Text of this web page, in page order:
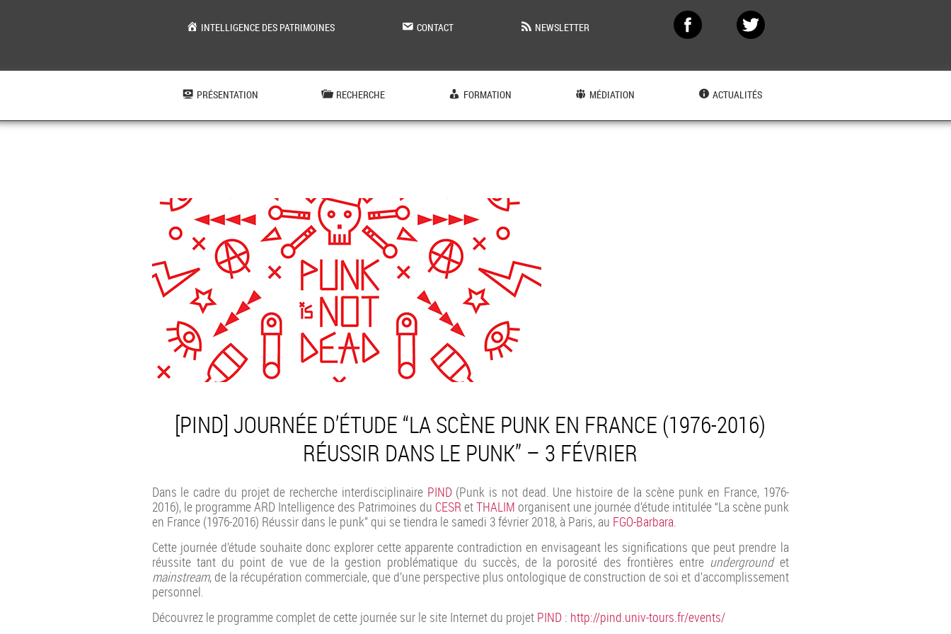
INTELLIGENCE DES PATRIMOINES CONTACT NEWSLETTER
PRÉSENTATION RECHERCHE FORMATION MÉDIATION ACTUALITÉS
[PIND] JOURNÉE D’ÉTUDE “LA SCÈNE PUNK EN FRANCE (1976-2016)
RÉUSSIR DANS LE PUNK” – 3 FÉVRIER
Dans le cadre du projet de recherche interdisciplinaire PIND(Punk is not dead. Une histoire de la scène punk en France, 1976-
2016), le programme ARD Intelligence des Patrimoines du CESR etTHALIM organisent une journée d’étude intitulée “La scène punk
en France (1976-2016) Réussir dans le punk”qui se tiendra le samedi 3 février 2018, à Paris, au FGO-Barbara.
Cette journée d’étude souhaite donc explorer cette apparente contradiction en envisageant les significations que peut prendre la
réussite tant du point de vue de la gestion problématique du succès, de la porosité des frontières entre undergroundet
mainstream, de la récupération commerciale, que d’une perspective plus ontologique de construction de soi et d’accomplissement
personnel.
Découvrez le programme complet de cette journée sur le site Internet du projet PIND: http://pind.univ-tours.fr/events/